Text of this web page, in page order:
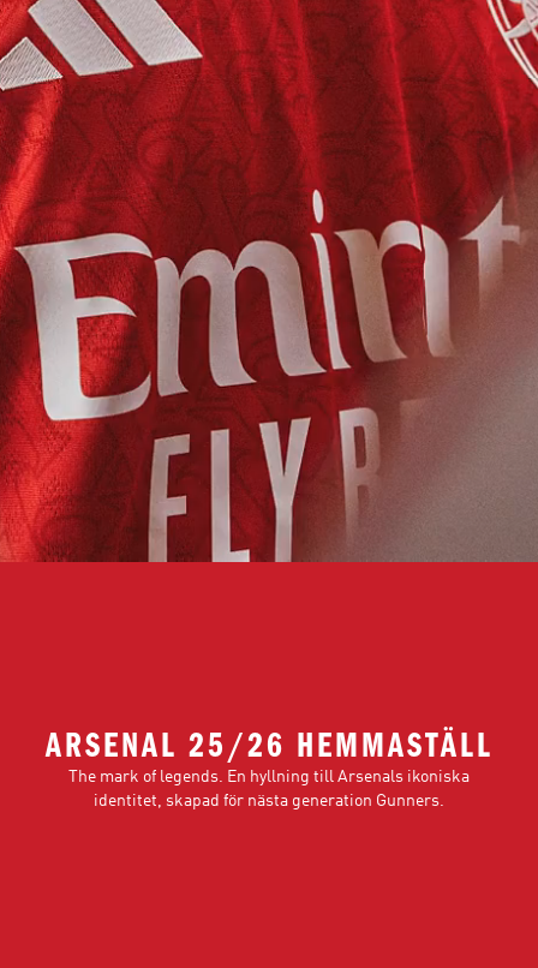
ARSENAL 25/26 HEMMASTÄLL
The mark of legends. En hyllning till Arsenals ikoniska
identitet, skapad för nästa generation Gunners.